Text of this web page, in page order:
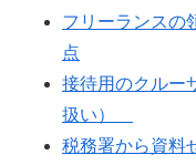
フリーランスの
点
接待用のクルー
扱い）
税務署から資料